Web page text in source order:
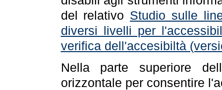
del relativo Studio sulle
diversi livelli per
verifica dell'accesibiltà
Nella parte superiore
orizzontale per consentire